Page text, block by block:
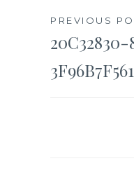
PREVIOUS